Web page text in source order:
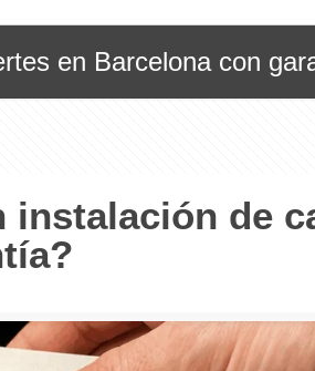
en Barcelona con
instalación de